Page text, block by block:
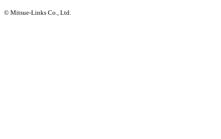
© Mitsue-Links Co., Ltd.